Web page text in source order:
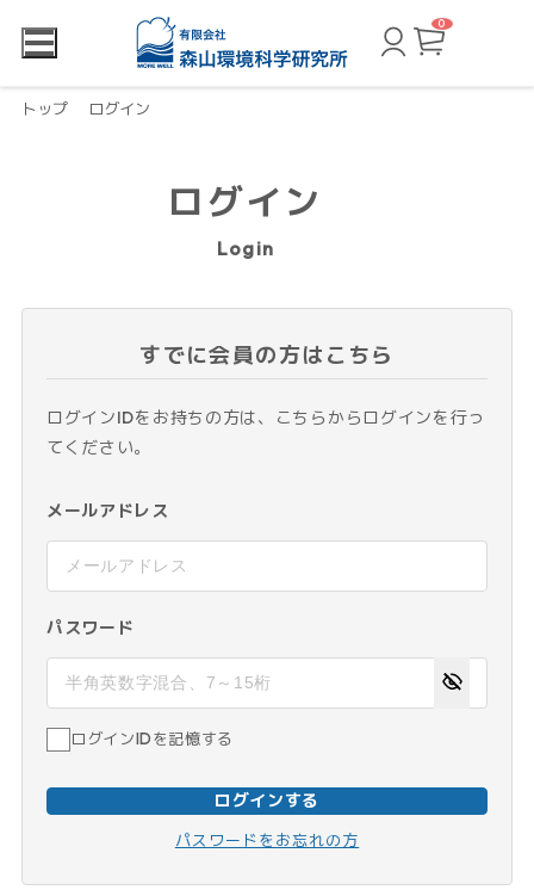
カ
ペ
0
トップ ログイン
ログイン
Login
すでに会員の方はこちら
ログインIDをお持ちの方は、こちらからログインを行っ
てください。
メールアドレス
パスワード
ログインIDを記憶する
ログインする
パスワードをお忘れの方